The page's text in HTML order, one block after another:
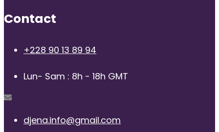
Contact
+228 90 13 89 94
Lun- Sam : 8h - 18h GMT
djena.info@gmail.com